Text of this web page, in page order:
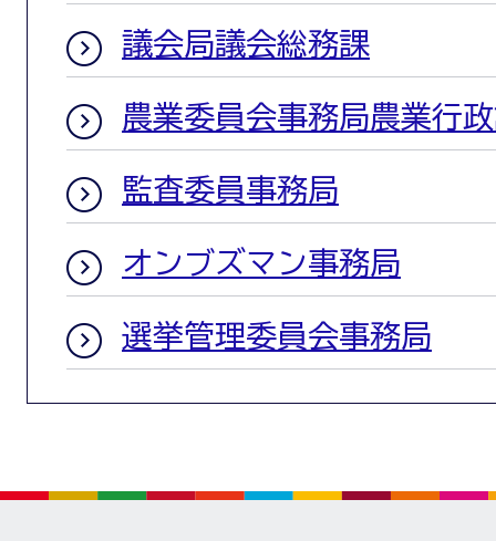
議会局議会総務課
農業委員会事務局農業行
監査委員事務局
オンブズマン事務局
選挙管理委員会事務局